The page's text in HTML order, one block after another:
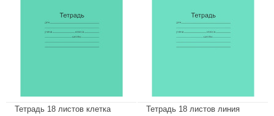
Тетрадь 18 листов клетка
Тетрадь 18 листов линия